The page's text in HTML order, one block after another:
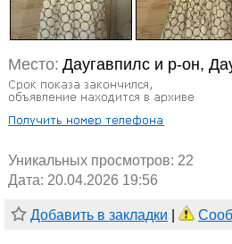
Место: Даугавпилс и р-он,
Уникальных просмотров: 22
Дата: 20.04.2026 19:56
Добавить в закладки